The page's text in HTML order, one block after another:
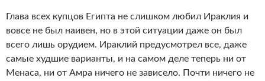
Глава всех купцов Египта не слишком любил Ираклия и
вовсе не был наивен, но в этой ситуации даже он был
всего лишь орудием. Ираклий предусмотрел все, даже
самые худшие варианты, и на самом деле теперь ни от
Менаса, ни от Амра ничего не зависело. Почти ничего не